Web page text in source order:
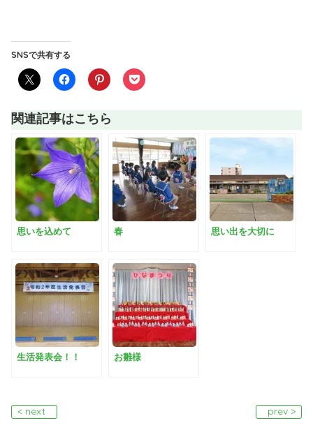
SNSで共有する
関連記事はこちら
思いを込めて 春 思い出を大切に
生活発表会！！ お雛様
< next prev >